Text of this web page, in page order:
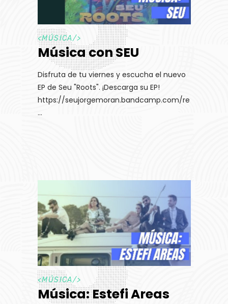
<MÚSICA/>
Música con SEU
Disfruta de tu viernes y escucha el nuevo
EP de Seu "Roots". ¡Descarga su EP!
https://seujorgemoran.bandcamp.com/re
<MÚSICA/>
Música: Estefi Areas